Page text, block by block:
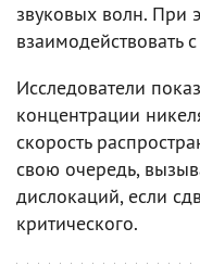
звуковых волн. При
взаимодействовать
Исследователи
концентрации
скорость
свою очередь,
дислокаций, если
критического.